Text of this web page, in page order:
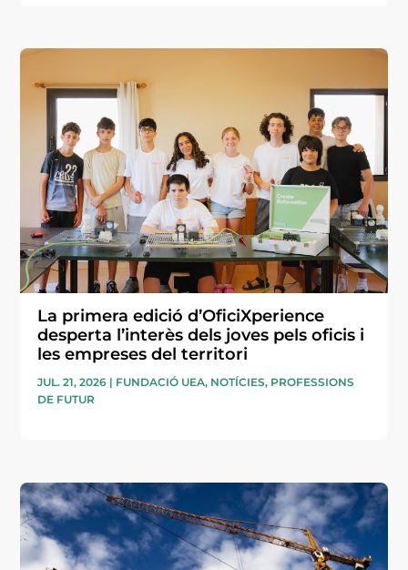
La primera edició d’OficiXperience
desperta l’interès dels joves pels oficis i
les empreses del territori
JUL. 21, 2026 | FUNDACIÓ UEA, NOTÍCIES, PROFESSIONS
DE FUTUR